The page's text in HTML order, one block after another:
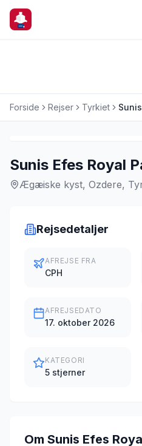
Forside Rejser Tyrkiet
Sunis Efes Royal
Ægæiske kyst, Ozdere,
Rejsedetaljer
AFREJSE FRA
CPH
AFREJSEDATO
17. oktober 2026
KATEGORI
5 stjerner
Om Sunis Efes